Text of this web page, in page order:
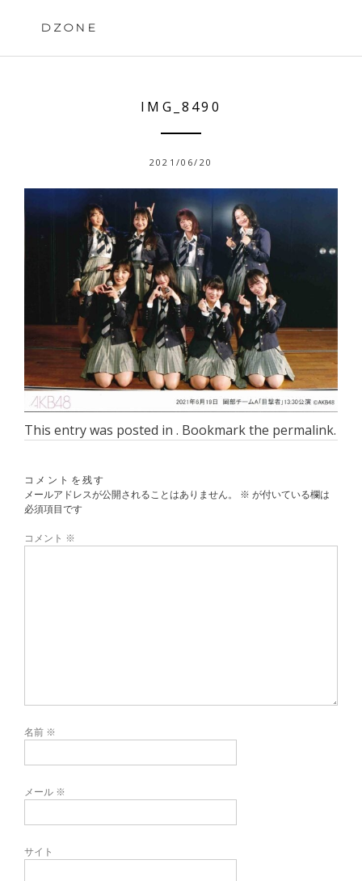
DZONE
IMG_8490
2021/06/20
This entry was posted in . Bookmark the permalink.
コメントを残す
メールアドレスが公開されることはありません。
※ が付いている欄は
必須項目です
コメント ※
名前 ※
メール ※
サイト